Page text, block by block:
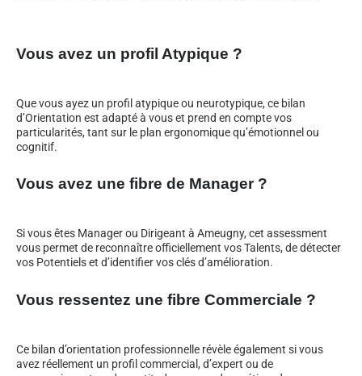
Vous avez un profil Atypique ?
Que vous ayez un profil atypique ou neurotypique, ce bilan
d’Orientation est adapté à vous et prend en compte vos
particularités, tant sur le plan ergonomique qu’émotionnel ou
cognitif.
Vous avez une fibre de Manager ?
Si vous êtes Manager ou Dirigeant à Ameugny, cet assessment
vous permet de reconnaître officiellement vos Talents, de détecter
vos Potentiels et d’identifier vos clés d’amélioration.
Vous ressentez une fibre Commerciale ?
Ce bilan d’orientation professionnelle révèle également si vous
avez réellement un profil commercial, d’expert ou de